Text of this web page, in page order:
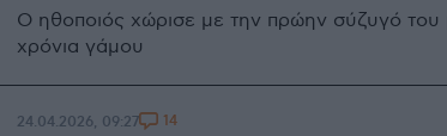
Ο ηθοποιός χώρισε με την πρώην σύζυγό του
χρόνια γάμου
24.04.2026, 09:27 14